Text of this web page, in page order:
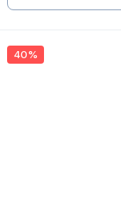
40%